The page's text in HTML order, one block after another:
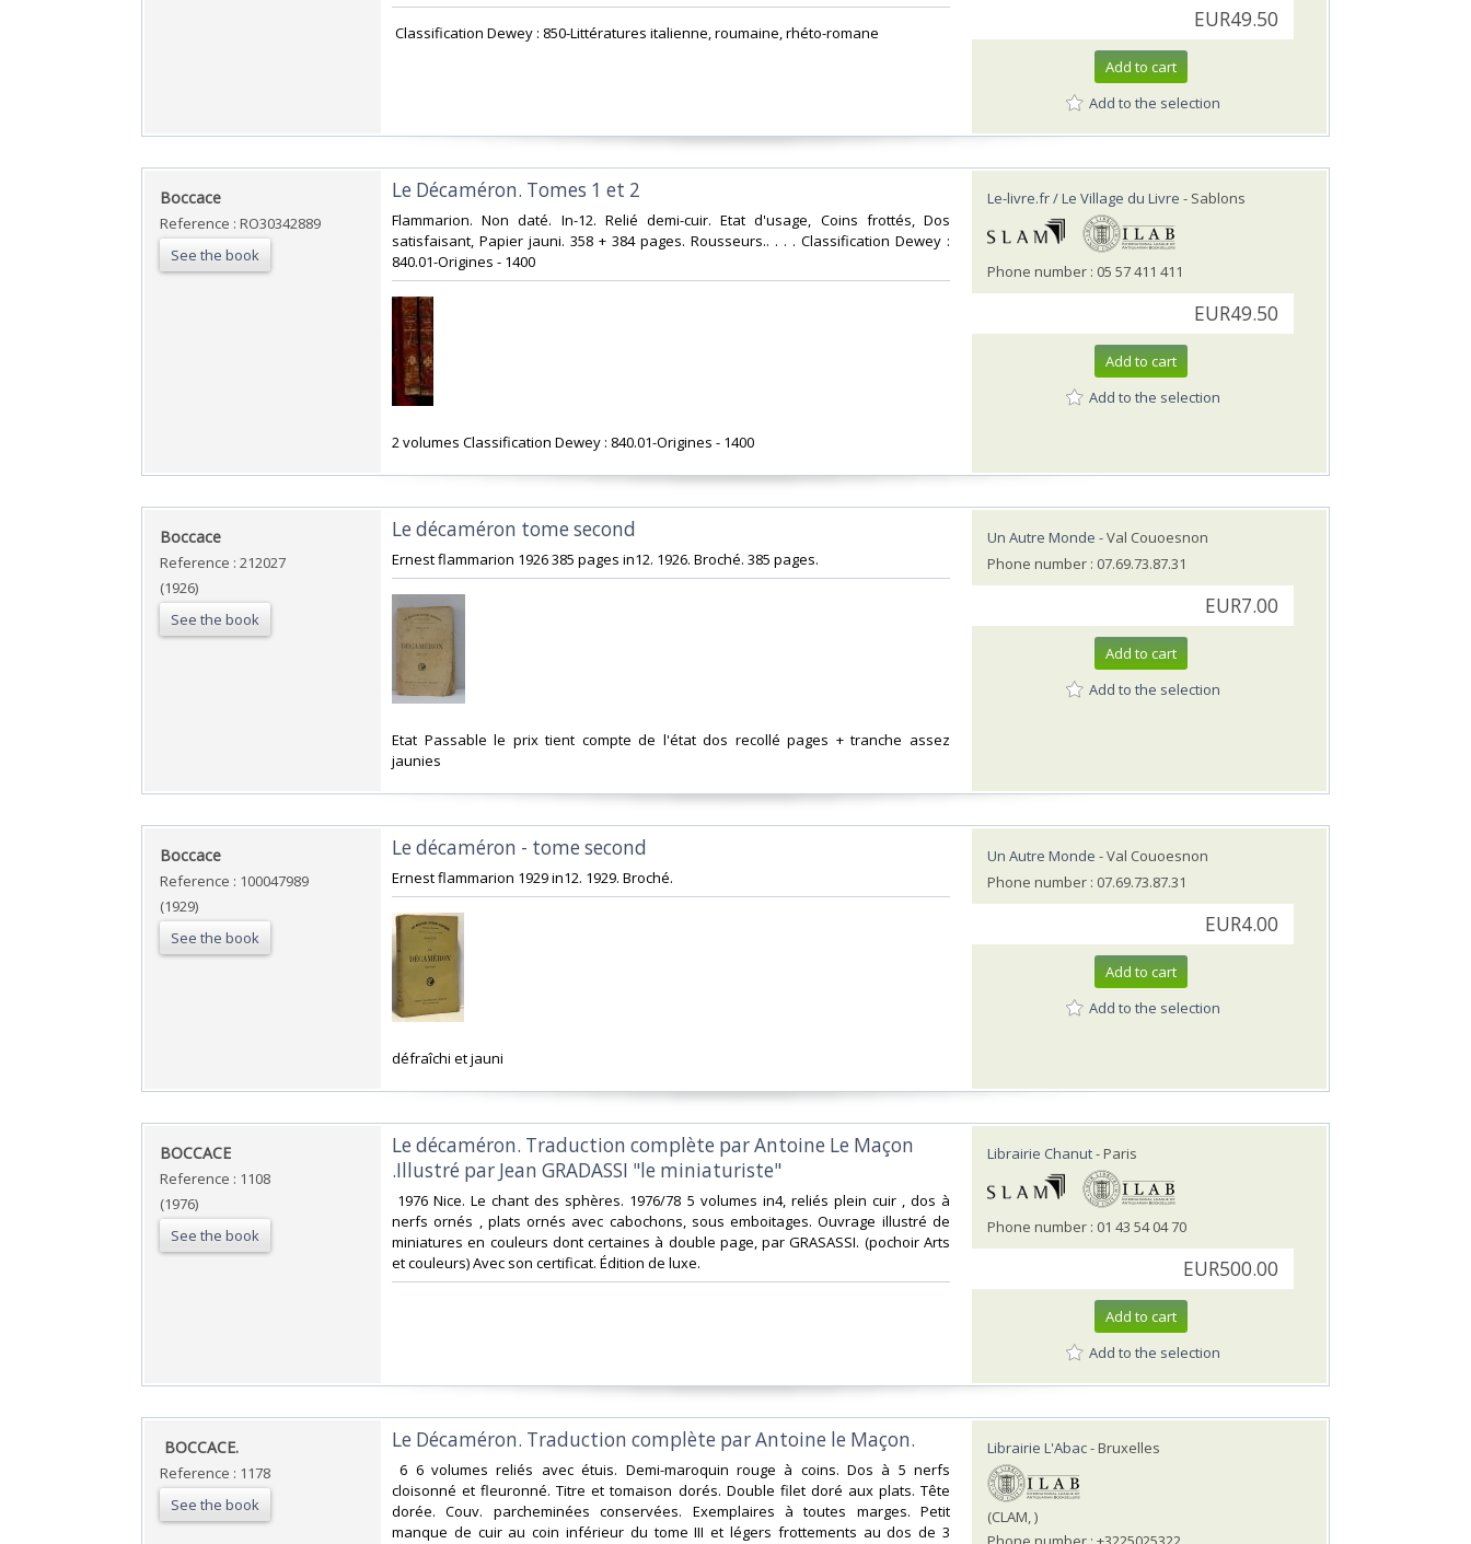
‎ Classification Dewey : 850-Littératures italienne, roumaine, rhéto-romane‎
EUR49.50
Add to cart
Add to the selection
‎Boccace‎
Reference : RO30342889
See the book
‎Le Décaméron. Tomes 1 et 2‎
‎Flammarion. Non daté. In-12. Relié demi-cuir. Etat d'usage, Coins frottés, Dos
satisfaisant, Papier jauni. 358 + 384 pages. Rousseurs.. . . . Classification Dewey :
840.01-Origines - 1400‎
‎2 volumes Classification Dewey : 840.01-Origines - 1400‎
Le-livre.fr / Le Village du Livre - Sablons
Phone number : 05 57 411 411
EUR49.50
Add to cart
Add to the selection
‎Boccace‎
Reference : 212027
(1926)
See the book
‎Le décaméron tome second‎
‎Ernest flammarion 1926 385 pages in12. 1926. Broché. 385 pages.‎
‎Etat Passable le prix tient compte de l'état dos recollé pages + tranche assez
jaunies‎
Un Autre Monde - Val Couoesnon
Phone number : 07.69.73.87.31
EUR7.00
Add to cart
Add to the selection
‎Boccace‎
Reference : 100047989
(1929)
See the book
‎Le décaméron - tome second‎
‎Ernest flammarion 1929 in12. 1929. Broché.‎
‎défraîchi et jauni‎
Un Autre Monde - Val Couoesnon
Phone number : 07.69.73.87.31
EUR4.00
Add to cart
Add to the selection
‎BOCCACE‎
Reference : 1108
(1976)
See the book
‎Le décaméron. Traduction complète par Antoine Le Maçon
.Illustré par Jean GRADASSI "le miniaturiste"‎
‎ 1976 Nice. Le chant des sphères. 1976/78 5 volumes in4, reliés plein cuir , dos à
nerfs ornés , plats ornés avec cabochons, sous emboitages. Ouvrage illustré de
miniatures en couleurs dont certaines à double page, par GRASASSI. (pochoir Arts
et couleurs) Avec son certificat. Édition de luxe.‎
Librairie Chanut- Paris
Phone number : 01 43 54 04 70
EUR500.00
Add to cart
Add to the selection
‎ BOCCACE.‎
Reference : 1178
See the book
‎Le Décaméron. Traduction complète par Antoine le Maçon.‎
‎ 6 6 volumes reliés avec étuis. Demi-maroquin rouge à coins. Dos à 5 nerfs
cloisonné et fleuronné. Titre et tomaison dorés. Double filet doré aux plats. Tête
dorée. Couv. parcheminées conservées. Exemplaires à toutes marges. Petit
manque de cuir au coin inférieur du tome III et légers frottements au dos de 3
Librairie L'Abac- Bruxelles
(CLAM, )